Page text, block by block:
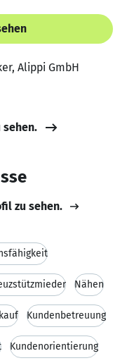
Alippi GmbH
sehen.
zu sehen.
Nähen
Kundenbetreuung
Kundenorientierung